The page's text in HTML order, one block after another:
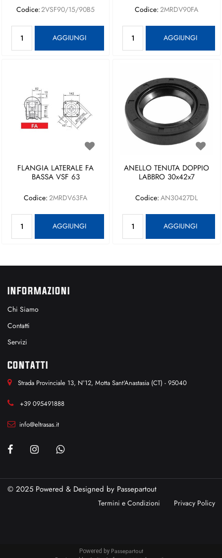
Codice:2VSF90/15/90B5
AGGIUNGI
Codice: 2MRDV90FA
AGGIUNGI
FLANGIA LATERALE FA
BASSA VSF 63
Codice: 2MRDV63FA
AGGIUNGI
ANELLO TENUTA DOPPIO
LABBRO 30x42x7
Codice: AN30427DL
AGGIUNGI
INFORMAZIONI
Chi Siamo
Contatti
Servizi
CONTATTI
Strada Provinciale 13, N°12, Motta Sant'Anastasia (CT) - 95040
+39 095491888
info@eltrasas.it
© 2025 Powered & Designed by Passepartout
Termini e Condizioni Privacy Policy
Powered by Passepartout